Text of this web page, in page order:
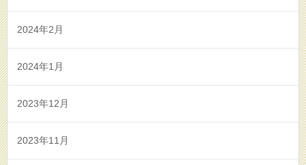
2024年2月
2024年1月
2023年12月
2023年11月